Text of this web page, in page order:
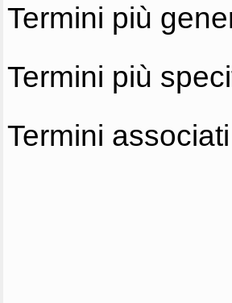
Termini più
Termini più
Termini